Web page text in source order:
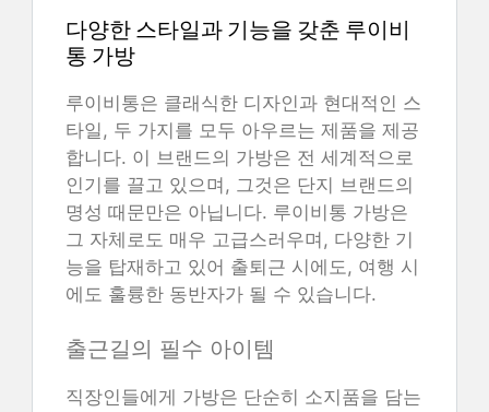
다양한 스타일과 기능을 갖춘 루이비
통 가방
루이비통은 클래식한 디자인과 현대적인 스
타일, 두 가지를 모두 아우르는 제품을 제공
합니다. 이 브랜드의 가방은 전 세계적으로
인기를 끌고 있으며, 그것은 단지 브랜드의
명성 때문만은 아닙니다. 루이비통 가방은
그 자체로도 매우 고급스러우며, 다양한 기
능을 탑재하고 있어 출퇴근 시에도, 여행 시
에도 훌륭한 동반자가 될 수 있습니다.
출근길의 필수 아이템
직장인들에게 가방은 단순히 소지품을 담는